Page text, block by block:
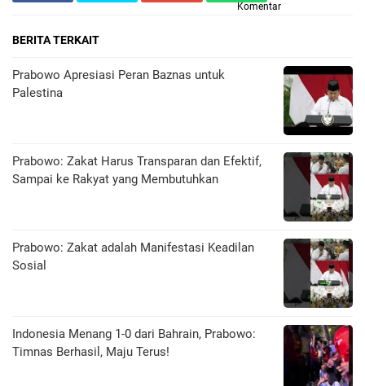
Komentar
BERITA TERKAIT
Prabowo Apresiasi Peran Baznas untuk
Palestina
Prabowo: Zakat Harus Transparan dan Efektif,
Sampai ke Rakyat yang Membutuhkan
Prabowo: Zakat adalah Manifestasi Keadilan
Sosial
Indonesia Menang 1-0 dari Bahrain, Prabowo:
Timnas Berhasil, Maju Terus!